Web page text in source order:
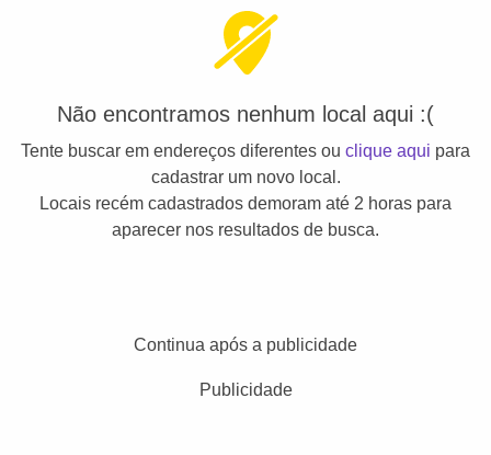
Não encontramos nenhum local aqui :(
Tente buscar em endereços diferentes ou clique aqui para
cadastrar um novo local.
Locais recém cadastrados demoram até 2 horas para
aparecer nos resultados de busca.
Continua após a publicidade
Publicidade